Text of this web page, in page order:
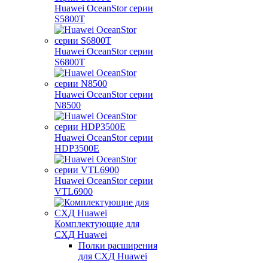
Huawei OceanStor серии
S5800T
Huawei OceanStor серии
S6800T
Huawei OceanStor серии
N8500
Huawei OceanStor серии
HDP3500E
Huawei OceanStor серии
VTL6900
Комплектующие для
СХД Huawei
Полки расширения
для СХД Huawei